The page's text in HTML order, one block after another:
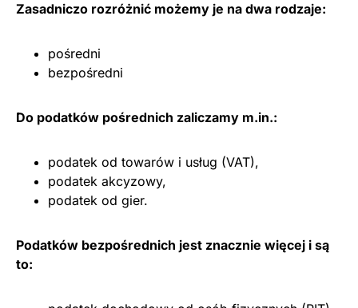
Zasadniczo rozróżnić możemy je na dwa rodzaje:
pośredni
bezpośredni
Do podatków pośrednich zaliczamy m.in.:
podatek od towarów i usług (VAT),
podatek akcyzowy,
podatek od gier.
Podatków bezpośrednich jest znacznie więcej i są
to: